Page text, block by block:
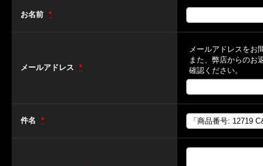
お名前 *
メールアドレス *
メールアドレスをお
また、弊店からのお
確認ください。
件名 *